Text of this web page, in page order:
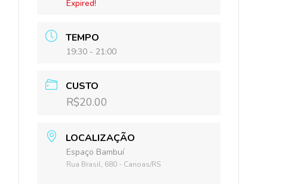
Expired!
TEMPO
19:30 - 21:00
CUSTO
R$20.00
LOCALIZAÇÃO
Espaço Bambuí
Rua Brasil, 680 - Canoas/RS